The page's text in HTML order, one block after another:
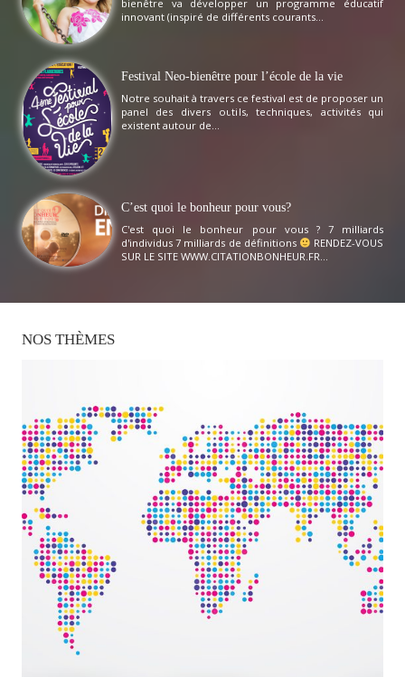
bienêtre va développer un programme éducatif
innovant (inspiré de différents courants...
Festival Neo-bienêtre pour l’école de la vie
Notre souhait à travers ce festival est de proposer un
panel des divers outils, techniques, activités qui
existent autour de...
C’est quoi le bonheur pour vous?
C'est quoi le bonheur pour vous ? 7 milliards
d'individus 7 milliards de définitions
RENDEZ-VOUS
SUR LE SITE WWW.CITATIONBONHEUR.FR...
NOS THÈMES